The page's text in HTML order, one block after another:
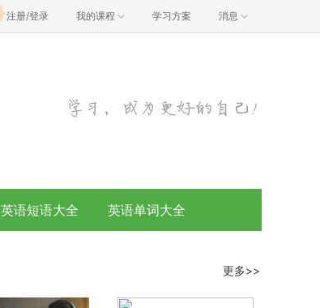
注册/登录 我的课程 学习方案 消息
英语短语大全 英语单词大全
更多>>